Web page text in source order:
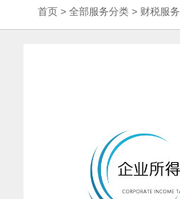
首页 > 全部服务分类 > 财税服务